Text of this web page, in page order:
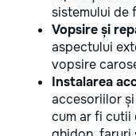
sistemului de
Vopsire și
aspectului
vopsire
Instalarea
accesoriilor
cum ar fi